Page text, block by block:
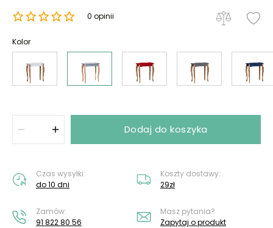
0 opinii
Kolor
Dodaj do koszyka
Czas wysyłki:
do 10 dni
Koszty dostawy:
29zł
Zamów:
91 822 80 56
Masz pytania?
Zapytaj o produkt